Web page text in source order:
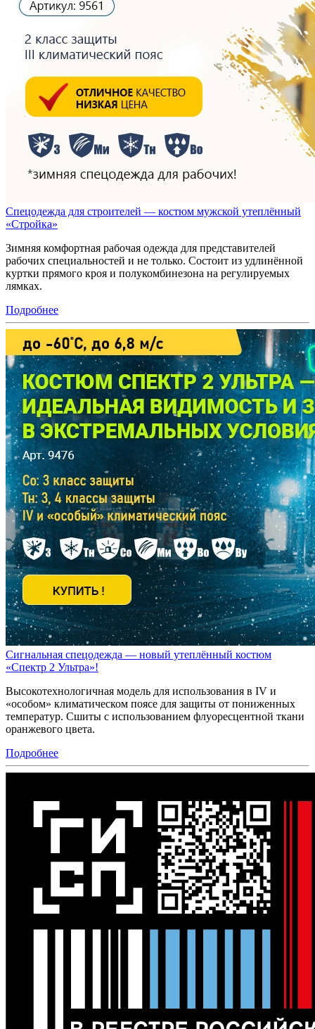
Спецодежда для строителей — костюм мужской утеплённый
«Стройка»
Зимняя комфортная рабочая одежда для представителей
рабочих специальностей и не только. Состоит из удлинённой
куртки прямого кроя и полукомбинезона на регулируемых
лямках.
Подробнее
Сигнальная спецодежда — новый утеплённый костюм
«Спектр 2 Ультра»!
Высокотехнологичная модель для использования в IV и
«особом» климатическом поясе для защиты от пониженных
температур. Сшиты с использованием флуоресцентной ткани
оранжевого цвета.
Подробнее